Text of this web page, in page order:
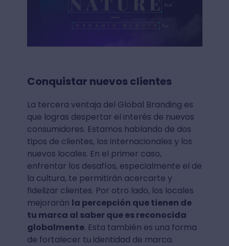
Conquistar nuevos clientes
La tercera ventaja del Global Branding es
que logras despertar el interés de nuevos
consumidores. Estamos hablando de dos
tipos de clientes, los internacionales y los
nuevos locales. En el primer caso,
enfrentar los desafíos, especialmente el de
la cultura, te permitirán acercarte y
fidelizar clientes. Por otro lado, los locales
mejorarán la percepción que tienen de
tu marca al saber que es reconocida
globalmente. Esta también es una forma
de fortalecer tu identidad de marca.